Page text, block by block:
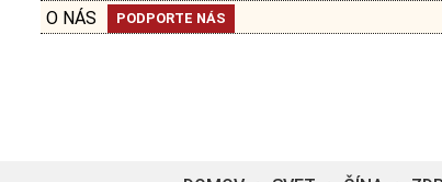
O NÁS PODPORTE NÁS